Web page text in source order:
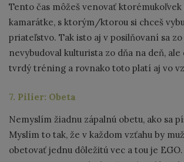
Tento čas môžeš venovať
kamarátke, s ktorým/ktorou si chceš
priateľstvo. Tak isto aj v posilňovaní sa
nevybudoval kulturista zo dňa na deň, ale
tvrdý tréning a rovnako toto platí aj vo
7. Pilier: Obeta
Nemyslím žiadnu zápalnú obetu, ako sa
Myslím to tak, že v každom vzťahu by
obetovať jednu dôležitú vec a tou je